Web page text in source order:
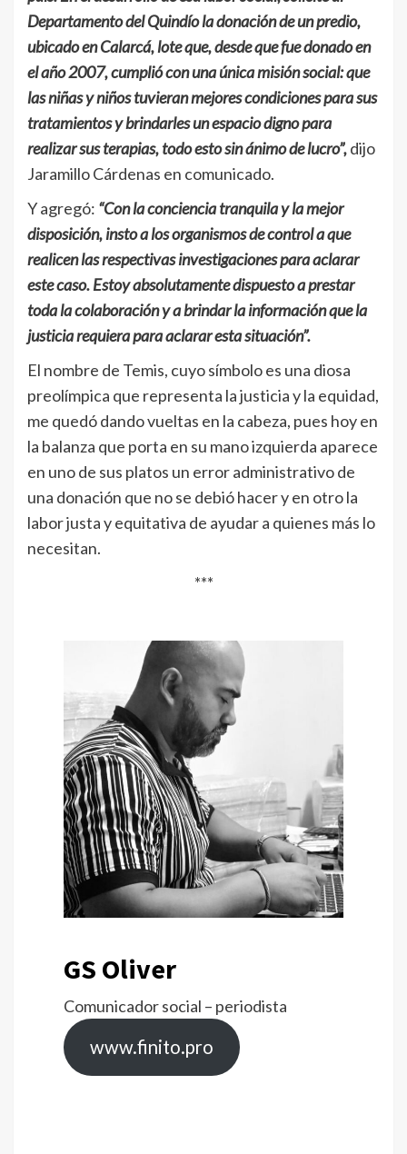
Departamento del Quindío la donación de un predio,
ubicado en Calarcá, lote que, desde que fue donado en
el año 2007, cumplió con una única misión social: que
las niñas y niños tuvieran mejores condiciones para sus
tratamientos y brindarles un espacio digno para
realizar sus terapias, todo esto sin ánimo de lucro”,dijo
Jaramillo Cárdenas en comunicado.
Y agregó: “Con la conciencia tranquila y la mejor
disposición, insto a los organismos de control a que
realicen las respectivas investigaciones para aclarar
este caso. Estoy absolutamente dispuesto a prestar
toda la colaboración y a brindar la información que la
justicia requiera para aclarar esta situación”.
El nombre de Temis, cuyo símbolo es una diosa
preolímpica que representa la justicia y la equidad,
me quedó dando vueltas en la cabeza, pues hoy en
la balanza que porta en su mano izquierda aparece
en uno de sus platos un error administrativo de
una donación que no se debió hacer y en otro la
labor justa y equitativa de ayudar a quienes más lo
necesitan.
***
GS Oliver
Comunicador social – periodista
www.finito.pro